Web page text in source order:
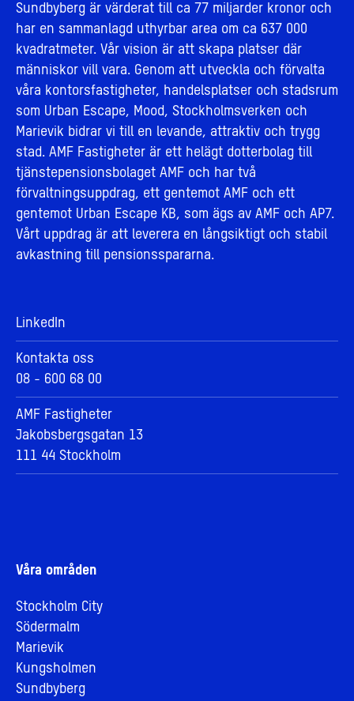
Sundbyberg är värderat till ca 77 miljarder kronor och
har en sammanlagd uthyrbar area om ca 637 000
kvadratmeter. Vår vision är att skapa platser där
människor vill vara. Genom att utveckla och förvalta
våra kontorsfastigheter, handelsplatser och stadsrum
som Urban Escape, Mood, Stockholmsverken och
Marievik bidrar vi till en levande, attraktiv och trygg
stad. AMF Fastigheter är ett helägt dotterbolag till
tjänstepensionsbolaget AMF och har två
förvaltningsuppdrag, ett gentemot AMF och ett
gentemot Urban Escape KB, som ägs av AMF och AP7.
Vårt uppdrag är att leverera en långsiktigt och stabil
avkastning till pensionsspararna.
LinkedIn
Kontakta oss
08 - 600 68 00
AMF Fastigheter
Jakobsbergsgatan 13
111 44 Stockholm
Våra områden
Stockholm City
Södermalm
Marievik
Kungsholmen
Sundbyberg